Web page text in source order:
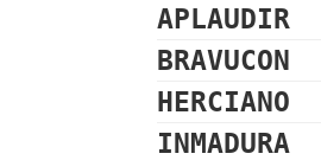
APLAUDIR
BRAVUCON
HERCIANO
INMADURA